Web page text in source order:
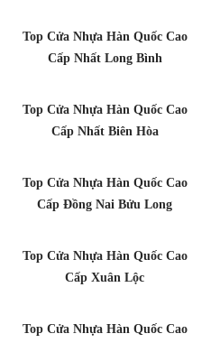
Top Cửa Nhựa Hàn Quốc Cao
Cấp Nhất Long Bình
Top Cửa Nhựa Hàn Quốc Cao
Cấp Nhất Biên Hòa
Top Cửa Nhựa Hàn Quốc Cao
Cấp Đồng Nai Bửu Long
Top Cửa Nhựa Hàn Quốc Cao
Cấp Xuân Lộc
Top Cửa Nhựa Hàn Quốc Cao